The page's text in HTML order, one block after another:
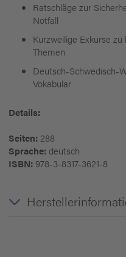
Ratschläge zur
Notfall
Kurzweilige Exkurse
Themen
Deutsch-Schwedisch-
Vokabular
Details:
Seiten: 288
Sprache: deutsch
ISBN: 978-3-8317-3621-8